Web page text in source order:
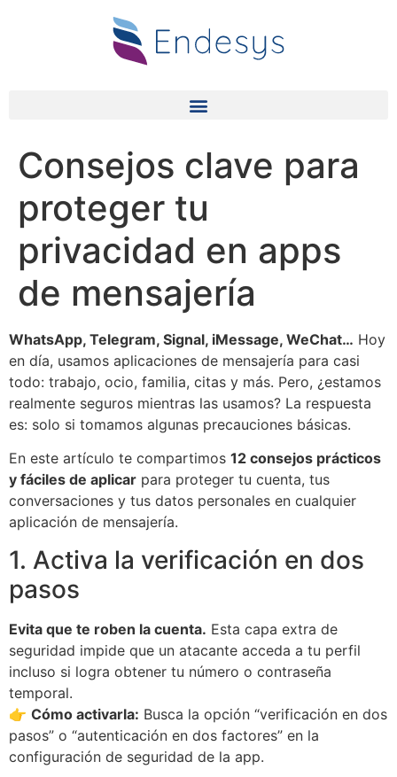
Consejos clave para
proteger tu
privacidad en apps
de mensajería
WhatsApp, Telegram, Signal, iMessage, WeChat… Hoy
en día, usamos aplicaciones de mensajería para casi
todo: trabajo, ocio, familia, citas y más. Pero, ¿estamos
realmente seguros mientras las usamos? La respuesta
es: solo si tomamos algunas precauciones básicas.
En este artículo te compartimos 12 consejos prácticos
y fáciles de aplicar para proteger tu cuenta, tus
conversaciones y tus datos personales en cualquier
aplicación de mensajería.
1. Activa la verificación en dos
pasos
Evita que te roben la cuenta. Esta capa extra de
seguridad impide que un atacante acceda a tu perfil
incluso si logra obtener tu número o contraseña
temporal.
👉 Cómo activarla: Busca la opción “verificación en dos
pasos” o “autenticación en dos factores” en la
configuración de seguridad de la app.